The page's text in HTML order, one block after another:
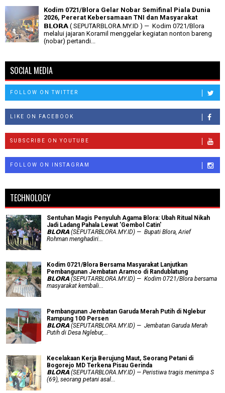
Kodim 0721/Blora Gelar Nobar Semifinal Piala Dunia
2026, Pererat Kebersamaan TNI dan Masyarakat
𝗕𝗟𝗢𝗥𝗔 ( SEPUTARBLORA.MY.ID ) — Kodim 0721/Blora
melalui jajaran Koramil menggelar kegiatan nonton bareng
(nobar) pertandi...
SOCIAL MEDIA
FOLLOW ON TWITTER
LIKE ON FACEBOOK
SUBSCRIBE ON YOUTUBE
FOLLOW ON INSTAGRAM
TECHNOLOGY
Sentuhan Magis Penyuluh Agama Blora: Ubah Ritual Nikah
Jadi Ladang Pahala Lewat 'Gembol Catin'
𝗕𝗟𝗢𝗥𝗔 (SEPUTARBLORA.MY.ID) — Bupati Blora, Arief
Rohman menghadiri...
Kodim 0721/Blora Bersama Masyarakat Lanjutkan
Pembangunan Jembatan Aramco di Randublatung
𝗕𝗟𝗢𝗥𝗔 (SEPUTARBLORA.MY.ID) — Kodim 0721/Blora bersama
masyarakat kembali...
Pembangunan Jembatan Garuda Merah Putih di Nglebur
Rampung 100 Persen
𝗕𝗟𝗢𝗥𝗔 (SEPUTARBLORA.MY.ID) — Jembatan Garuda Merah
Putih di Desa Nglebur,...
Kecelakaan Kerja Berujung Maut, Seorang Petani di
Bogorejo MD Terkena Pisau Gerinda
𝗕𝗟𝗢𝗥𝗔 (SEPUTARBLORA.MY.ID) — Peristiwa tragis menimpa S
(69), seorang petani asal...